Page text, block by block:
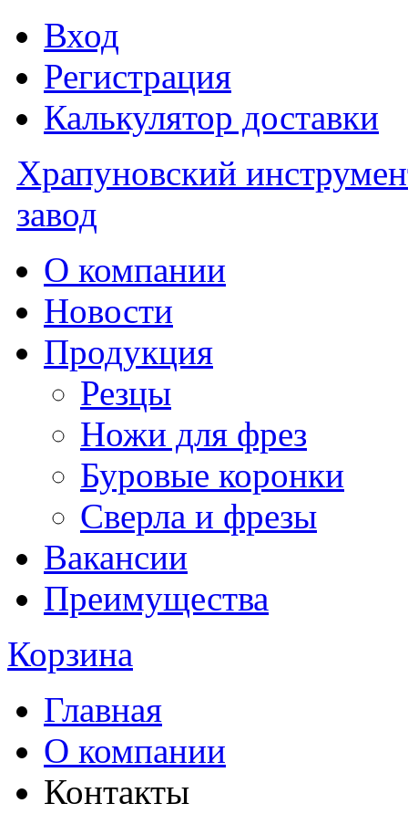
Вход
Регистрация
Калькулятор доставки
Храпуновский
завод
О компании
Новости
Продукция
Резцы
Ножи для фрез
Буровые коронки
Сверла и фрезы
Вакансии
Преимущества
Корзина
Главная
О компании
Контакты